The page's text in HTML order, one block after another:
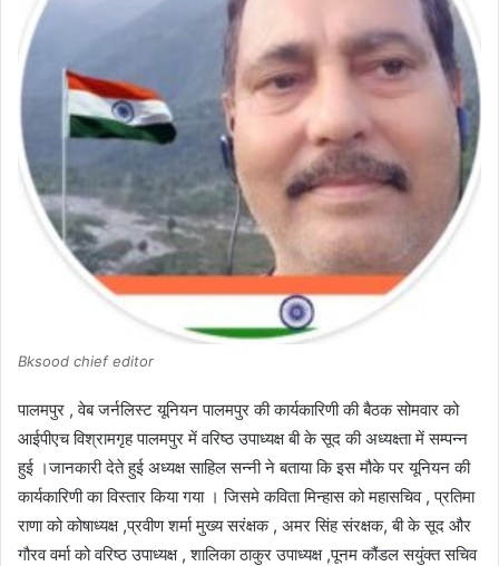
Bksood chief editor
पालमपुर , वेब जर्नलिस्ट यूनियन पालमपुर की कार्यकारिणी की बैठक सोमवार को
आईपीएच विश्रामगृह पालमपुर में वरिष्ठ उपाध्यक्ष बी के सूद की अध्यक्ष्ता में सम्पन्न
हुई ।जानकारी देते हुई अध्यक्ष साहिल सन्नी ने बताया कि इस मौके पर यूनियन की
कार्यकारिणी का विस्तार किया गया । जिसमे कविता मिन्हास को महासचिव , प्रतिमा
राणा को कोषाध्यक्ष ,प्रवीण शर्मा मुख्य सरंक्षक , अमर सिंह संरक्षक, बी के सूद और
गौरव वर्मा को वरिष्ठ उपाध्यक्ष , शालिका ठाकुर उपाध्यक्ष ,पूनम कौंडल सयुंक्त सचिव